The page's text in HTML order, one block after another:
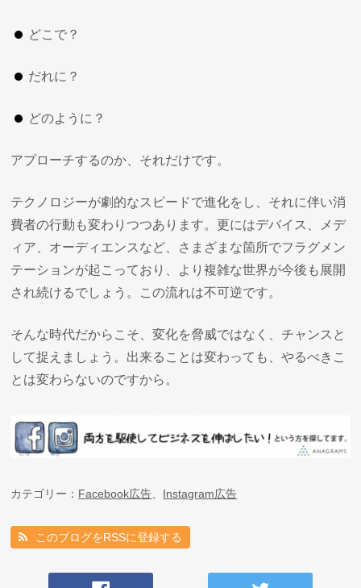
どこで？
だれに？
どのように？
アプローチするのか、それだけです。
テクノロジーが劇的なスピードで進化をし、それに伴い消
費者の行動も変わりつつあります。更にはデバイス、メデ
ィア、オーディエンスなど、さまざまな箇所でフラグメン
テーションが起こっており、より複雑な世界が今後も展開
され続けるでしょう。この流れは不可逆です。
そんな時代だからこそ、変化を脅威ではなく、チャンスと
して捉えましょう。出来ることは変わっても、やるべきこ
とは変わらないのですから。
カテゴリー： Facebook広告 Instagram広告
このブログをRSSに登録する